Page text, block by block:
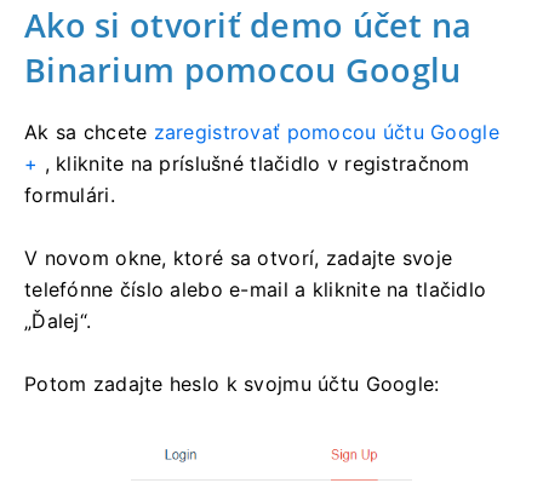
Ako si otvoriť demo účet na
Binarium pomocou Googlu
Ak sa chcete zaregistrovať pomocou účtu Google
+ , kliknite na príslušné tlačidlo v registračnom
formulári.
V novom okne, ktoré sa otvorí, zadajte svoje
telefónne číslo alebo e-mail a kliknite na tlačidlo
„Ďalej“.
Potom zadajte heslo k svojmu účtu Google: